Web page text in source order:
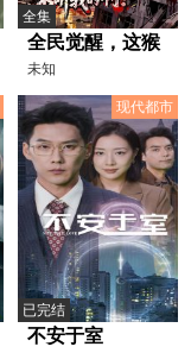
全集
全民觉醒，这猴
子不听我的啊
未知
现代都市
已完结
不安于室